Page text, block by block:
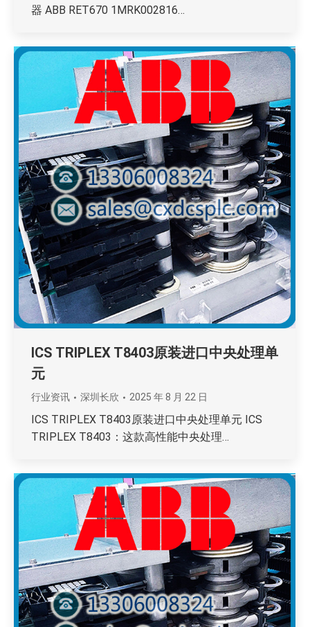
器 ABB RET670 1MRK002816…
ICS TRIPLEX T8403原装进口中央处理单
元
行业资讯 深圳长欣 2025 年 8 月 22 日
ICS TRIPLEX T8403原装进口中央处理单元 ICS
TRIPLEX T8403：这款高性能中央处理…